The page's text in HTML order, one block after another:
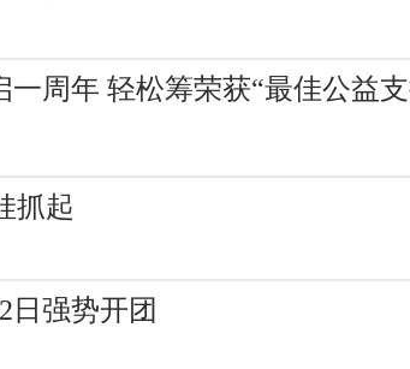
一周年 轻松筹荣获“最佳公益
抓起
日强势开团